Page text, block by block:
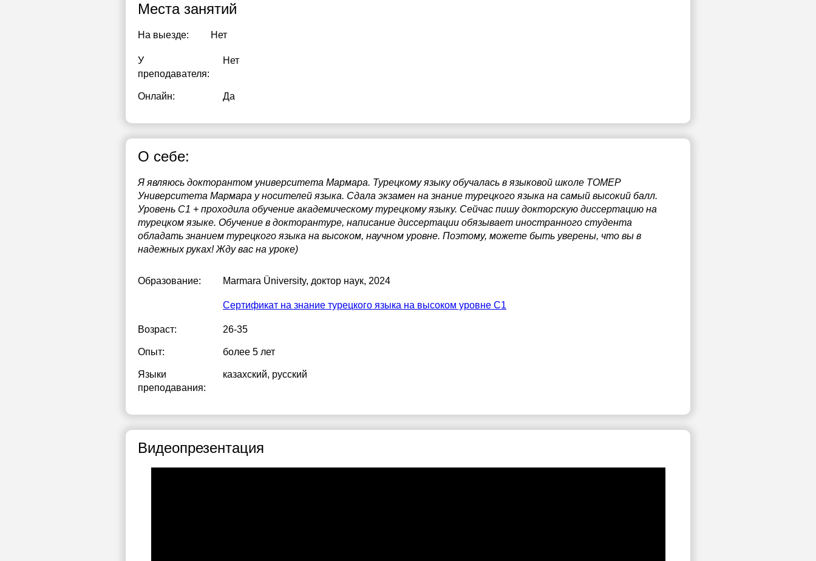
Места занятий
На выезде: Нет
У
преподавателя:
Нет
Онлайн: Да
О себе:
Я являюсь докторантом университета Мармара. Турецкому языку обучалась в языковой школе ТОМЕР
Университета Мармара у носителей языка. Сдала экзамен на знание турецкого языка на самый высокий балл.
Уровень C1 + проходила обучение академическому турецкому языку. Сейчас пишу докторскую диссертацию на
турецком языке. Обучение в докторантуре, написание диссертации обязывает иностранного студента
обладать знанием турецкого языка на высоком, научном уровне. Поэтому, можете быть уверены, что вы в
надежных руках! Жду вас на уроке)
Образование: Marmara Üniversity, доктор наук, 2024
Сертификат на знание турецкого языка на высоком уровне C1
Возраст: 26-35
Опыт: более 5 лет
Языки
преподавания:
казахский, русский
Видеопрезентация